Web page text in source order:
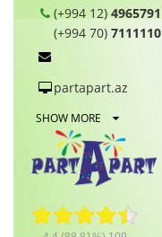
(+994 12) 4965791
(+994 70) 7111110
partapart.az
SHOW MORE